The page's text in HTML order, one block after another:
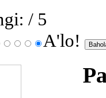
/ 5
A'lo!